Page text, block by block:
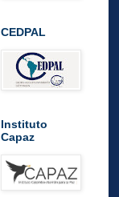
CEDPAL
Instituto
Capaz